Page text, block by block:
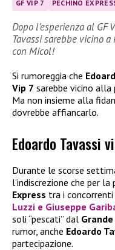
GF VIP 7 PECHINO
Dopo l’esperienza al GF
Tavassi sarebbe vicino
con Micol!
Si rumoreggia che
Vip 7 sarebbe vicino alla
Ma non insieme alla
dovrebbe affiancarlo.
Edoardo Tavassi
Durante le scorse
l’indiscrezione che per
Express tra i concorrenti
Luzzi e Giuseppe
soli “pescati” dal
rumor, anche Edoardo
partecipazione.